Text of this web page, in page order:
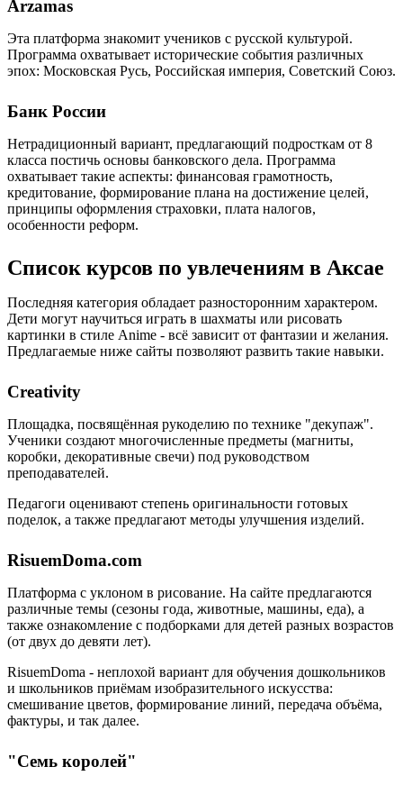
Arzamas
Эта платформа знакомит учеников с русской культурой.
Программа охватывает исторические события различных
эпох: Московская Русь, Российская империя, Советский Союз.
Банк России
Нетрадиционный вариант, предлагающий подросткам от 8
класса постичь основы банковского дела. Программа
охватывает такие аспекты: финансовая грамотность,
кредитование, формирование плана на достижение целей,
принципы оформления страховки, плата налогов,
особенности реформ.
Список курсов по увлечениям в Аксае
Последняя категория обладает разносторонним характером.
Дети могут научиться играть в шахматы или рисовать
картинки в стиле Anime - всё зависит от фантазии и желания.
Предлагаемые ниже сайты позволяют развить такие навыки.
Creativity
Площадка, посвящённая рукоделию по технике "декупаж".
Ученики создают многочисленные предметы (магниты,
коробки, декоративные свечи) под руководством
преподавателей.
Педагоги оценивают степень оригинальности готовых
поделок, а также предлагают методы улучшения изделий.
RisuemDoma.com
Платформа с уклоном в рисование. На сайте предлагаются
различные темы (сезоны года, животные, машины, еда), а
также ознакомление с подборками для детей разных возрастов
(от двух до девяти лет).
RisuemDoma - неплохой вариант для обучения дошкольников
и школьников приёмам изобразительного искусства:
смешивание цветов, формирование линий, передача объёма,
фактуры, и так далее.
"Семь королей"